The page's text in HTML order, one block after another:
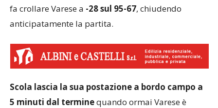
fa crollare Varese a -28 sul 95-67, chiudendo
anticipatamente la partita.
Scola lascia la sua postazione a bordo campo a
5 minuti dal terminequando ormai Varese è